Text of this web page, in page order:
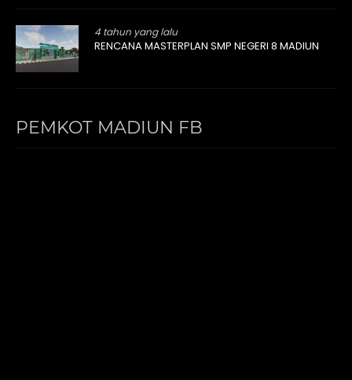
4 tahun yang lalu
RENCANA MASTERPLAN SMP NEGERI 8 MADIUN
PEMKOT MADIUN FB